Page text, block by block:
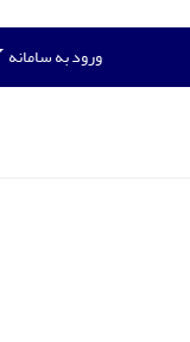
ورود به سامانه